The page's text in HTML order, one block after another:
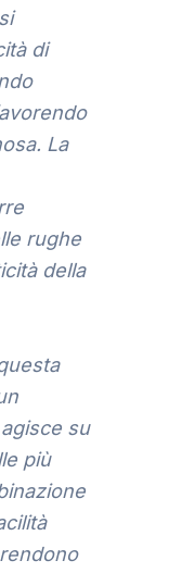
di
La
rughe
della
su
più